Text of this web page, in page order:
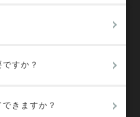
すか？
きますか？